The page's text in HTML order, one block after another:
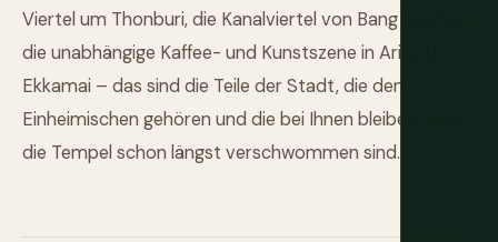
Viertel um Thonburi, die Kanalviertel von Bang Krachao,
die unabhängige Kaffee- und Kunstszene in Ari und
Ekkamai – das sind die Teile der Stadt, die den
Einheimischen gehören und die bei Ihnen bleiben, wenn
die Tempel schon längst verschwommen sind.